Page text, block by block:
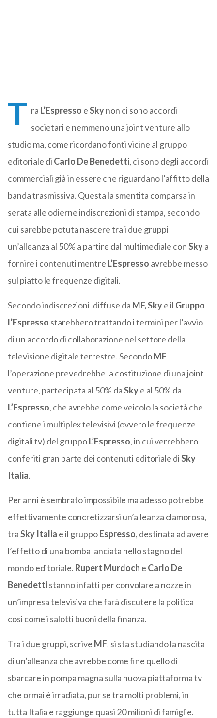
T ra L’Espresso eSkynon ci sono accordi
societari e nemmeno una joint venture allo
studio ma, come ricordano fonti vicine al gruppo
editoriale di Carlo De Benedetti, ci sono degli accordi
commerciali già in essere che riguardano l’affitto della
banda trasmissiva. Questa la smentita comparsa in
serata alle odierne indiscrezioni di stampa, secondo
cui sarebbe potuta nascere tra i due gruppi
un’alleanza al 50% a partire dal multimediale conSkya
fornire i contenuti mentre L’Espresso avrebbe messo
sul piatto le frequenze digitali.
Secondo indiscrezioni .diffuse da MF,Skye il Gruppo
l’Espresso starebbero trattando i termini per l’avvio
di un accordo di collaborazione nel settore della
televisione digitale terrestre. SecondoMF
l’operazione prevedrebbe la costituzione di una joint
venture, partecipata al 50% daSkye al 50% da
L’Espresso, che avrebbe come veicolo la società che
contiene i multiplex televisivi (ovvero le frequenze
digitali tv) del gruppoL’Espresso, in cui verrebbero
conferiti gran parte dei contenuti editoriale diSky
Italia.
Per anni è sembrato impossibile ma adesso potrebbe
effettivamente concretizzarsi un’alleanza clamorosa,
traSky Italia e il gruppoEspresso, destinata ad avere
l’effetto di una bomba lanciata nello stagno del
mondo editoriale. Rupert Murdoch e Carlo De
Benedettistanno infatti per convolare a nozze in
un’impresa televisiva che farà discutere la politica
così come i salotti buoni della finanza.
Tra i due gruppi, scrive MF, si sta studiando la nascita
di un’alleanza che avrebbe come fine quello di
sbarcare in pompa magna sulla nuova piattaforma tv
che ormai è irradiata, pur se tra molti problemi, in
tutta Italia e raggiunge quasi 20 milioni di famiglie.